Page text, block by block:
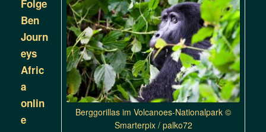
Berggorillas im Volcanoes-Nationalpark ©
Smarterpix / palko72
Folge
Ben
Journ
eys
Afric
a
onlin
e